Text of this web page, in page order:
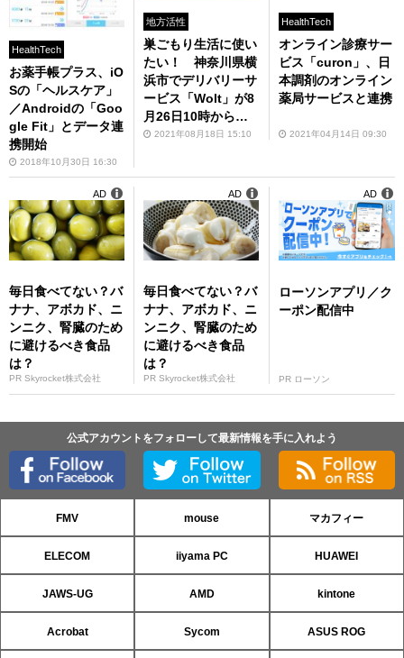
HealthTech
お薬手帳プラス、iO
Sの「ヘルスケア」
／Androidの「Goo
gle Fit」とデータ連
携開始
2018年10月30日 16:30
地方活性
巣ごもり生活に使い
たい！ 神奈川県横
浜市でデリバリーサ
ービス「Wolt」が8
月26日10時からサ
ービス開始
2021年08月18日 15:10
HealthTech
オンライン診療サー
ビス「curon」、日
本調剤のオンライン
薬局サービスと連携
2021年04月14日 09:30
毎日食べてない？バ
ナナ、アボカド、ニ
ンニク、腎臓のため
に避けるべき食品
は？
PR Skyrocket株式会社
AD
毎日食べてない？バ
ナナ、アボカド、ニ
ンニク、腎臓のため
に避けるべき食品
は？
PR Skyrocket株式会社
AD
ローソンアプリ／ク
ーポン配信中
PR ローソン
AD
公式アカウントをフォローして最新情報を手に入れよう
FMV mouse マカフィー
ELECOM iiyama PC HUAWEI
JAWS-UG AMD kintone
Acrobat Sycom ASUS ROG